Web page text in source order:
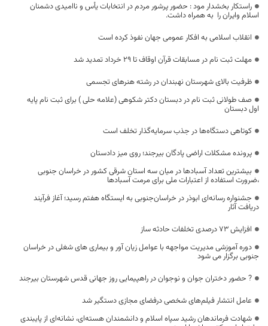
راستکار بخشدار مود : حضور پرشور مردم در انتخابات یأس و ناامیدی دشمنان
اسلام وایران را به همراه داشت.
انقلاب اسلامی به افکار عمومی جهان نفوذ کرده است
مهلت ثبت نام در مسابقات قرآن اوقاف تا ۲۹ خرداد تمدید شد
ظرفیت بالای شهرستان نهبندان در رشته هنرهای تجسمی
صف طولانی ثبت نام در دبستان دکتر شکوهی (علامه حلی ) برای ثبت نام پایه
اول دبستان
کوتاهی دستگاه‌ها در جذب سرمایه‌گذار تخلف است
پرونده مشکلات اراضی پادگان بیرجند؛ روی میز دادستان
بیشترین تعداد آسبادها در میان سه استان شرقی کشور در خراسان جنوبی
،ضرورت استفاده از اعتبارات ملی برای مرمت آسبادها
جشنواره رسانه‌ای ابوذر در خراسان‌جنوبی به ایستگاه هفتم رسید؛ آغاز فرآیند
دریافت آثار
افزایش ۷۳ درصدی تخلفات حادثه ساز
دوره آموزشی مدیریت مواجهه با عوامل زیان آور و بیماری های شغلی در خراسان
جنوبی برگزار می شود
? حضور دختران جوان و نوجوان در راهپیمایی روز جهانی قدس شهرستان بیرجند
عامل انتشار فیلم‌های شخصی درفضای مجازی دستگیر شد
شهادت فرماندهان رشید سپاه اسلام و دانشمندان هسته‌ای، نشانه‌ای از پایبندی